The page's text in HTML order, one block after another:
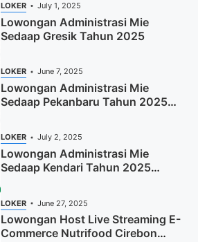
LOKER July 1, 2025
Lowongan Administrasi Mie
Sedaap Gresik Tahun 2025
LOKER June 7, 2025
Lowongan Administrasi Mie
Sedaap Pekanbaru Tahun 2025
LOKER July 2, 2025
Lowongan Administrasi Mie
Sedaap Kendari Tahun 2025
LOKER June 27, 2025
Lowongan Host Live Streaming E-
Commerce Nutrifood Cirebon